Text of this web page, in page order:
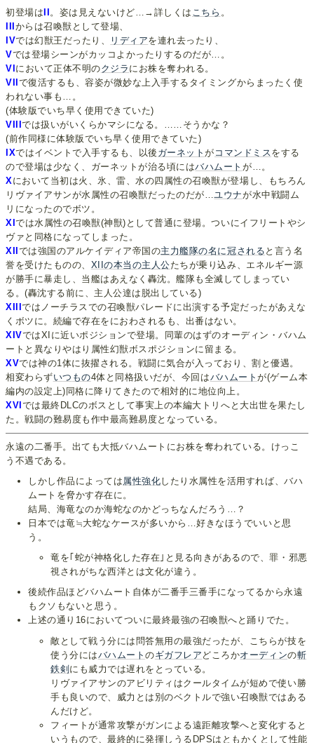
初登場は 。姿は見えないけど…→詳しくは こちら 。
からは召喚獣として登場、
IVでは幻獣王だったり、 リディアを連れ去ったり、
Vでは登場シーンがカッコよかったりするのだが…。
VI において正体不明のクジラ にお株を奪われる。
VII で復活するも、容姿が微妙な上入手するタイミングからまったく使
われない事も…。
(体験版でいち早く使用できていた)
VIIIでは扱いがいくらかマシになる。……そうかな？
(前作同様に体験版でいち早く使用できていた)
IXではイベントで入手するも、以後 ガーネットが コマンドミスをする
ので登場は少なく、ガーネットが治る頃にはバハムートが…。
Xにおいて当初は火、氷、雷、水の四属性の召喚獣が登場し、もちろん
リヴァイアサンが水属性の召喚獣だったのだが…ユウナが水中戦闘ム
リになったのでボツ。
XIでは水属性の召喚獣(神獣)として普通に登場。ついにイフリートやシ
ヴァと同格になってしまった。
XII では強国のアルケイディア帝国の主力艦隊の名に冠される と言う名
誉を受けたものの、 XIIの本当の主人公たちが乗り込み、エネルギー源
が勝手に暴走し、当艦はあえなく轟沈。艦隊も全滅してしまってい
る。(轟沈する前に、主人公達は脱出している)
XIIIではノーチラスでの召喚獣パレードに出演する予定だったがあえな
くボツに。続編で存在をにおわされるも、出番はない。
XIVではXIに近いポジションで登場。同輩のはずのオーディン・バハム
ートと異なりやはり属性幻獣ボスポジションに留まる。
XVでは神の1体に抜擢される。戦闘に気合が入っており、割と優遇。
相変わらずいつ もの4体と同格扱いだが、今回はバハムートが(ゲーム本
編内の設定上)同格に降りてきたので相対的に地位向上。
XVI では最終DLCのボスとして事実上の本編大トリへと大出世を果たし
た。戦闘の難易度も作中最高難易度となっている。
永遠の二番手。出ても大抵バハムートにお株を奪われている。けっこ
う不遇である。
しかし作品によっては属性強化したり水属性を活用すれば、バハ
ムートを脅かす存在に。
結局、海竜なのか海蛇なのかどっちなんだろう…？
日本では竜≒大蛇なケースが多いから…好きなほうでいいと思
う。
竜を｢蛇が神格化した存在｣と見る向きがあるので、罪・邪悪
視されがちな西洋とは文化が違う。
後続作品ほどバハムート自体が二番手三番手になってるから永遠
もクソもないと思う。
上述の通り16においてついに最終最強の召喚獣へと踊りでた。
敵として戦う分には問答無用の最強だったが、こちらが技を
使う分にはバハムートのギガフレア どころかオーディンの斬
鉄剣にも威力では遅れをとっている。
リヴァイアサンのアビリティはクールタイムが短めで使い勝
手も良いので、威力とは別のベクトルで強い召喚獣ではある
んだけど。
フィートが通常攻撃がガンによる遠距離攻撃へと変化すると
いうもので、最終的に発揮しうるDPSはともかくとして性能